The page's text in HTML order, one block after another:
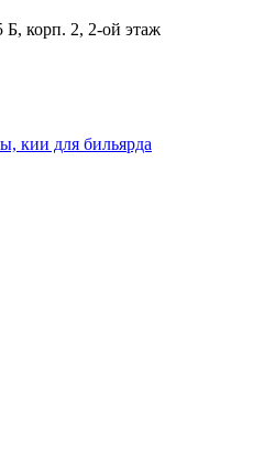
Б, корп. 2, 2-ой этаж